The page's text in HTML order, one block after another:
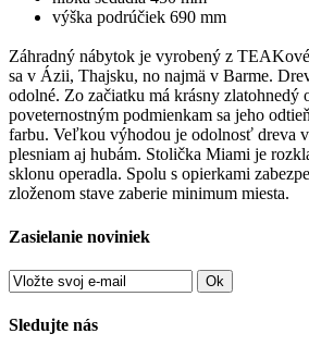
výška podrúčiek 690 mm
Záhradný nábytok je vyrobený z
sa v Ázii, Thajsku, no najmä v Barme.
odolné. Zo začiatku má krásny zlatohnedý
poveternostným podmienkam sa jeho
farbu. Veľkou výhodou je odolnosť dreva
plesniam aj hubám. Stolička Miami je
sklonu operadla. Spolu s opierkami
zloženom stave zaberie minimum miesta.
Zasielanie noviniek
Ok
Sledujte nás